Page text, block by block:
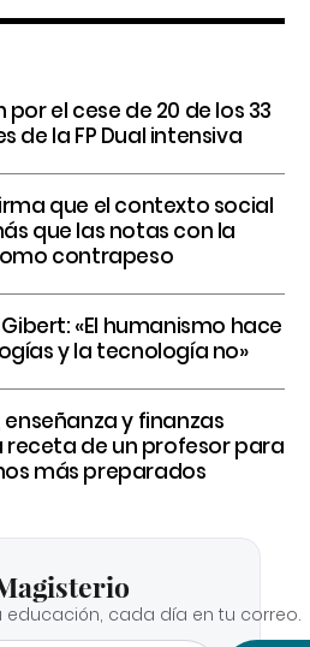
el cese de 20 de los 33
de la FP Dual intensiva
que el contexto social
que las notas con la
contrapeso
«El humanismo hace
y la tecnología no»
y finanzas
receta de un profesor para
más preparados
educación, cada día en tu correo.